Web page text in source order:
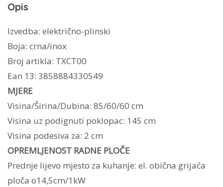
Opis
Izvedba: električno-plinski
Boja: crna/inox
Broj artikla: TXCT00
Ean 13: 3858884330549
MJERE
Visina/Širina/Dubina: 85/60/60 cm
Visina uz podignuti poklopac: 145 cm
Visina podesiva za: 2 cm
OPREMLJENOST RADNE PLOČE
Prednje lijevo mjesto za kuhanje: el. obična grijaća
ploča o14,5cm/1kW